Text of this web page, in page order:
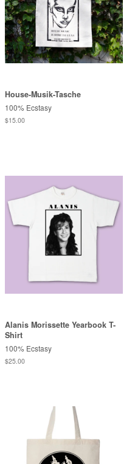
House-Musik-Tasche
100% Ecstasy
Normaler
$15.00
Alanis Morissette Yearbook T-
Shirt
100% Ecstasy
Normaler
$25.00